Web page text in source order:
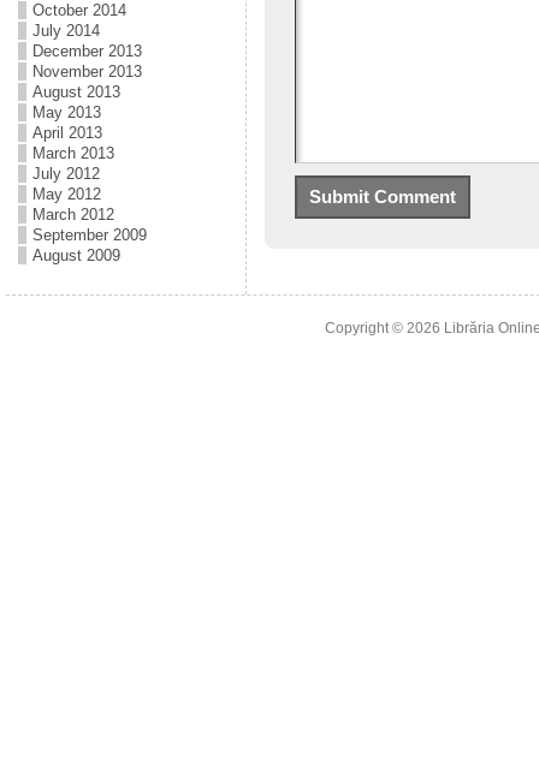
October 2014
July 2014
December 2013
November 2013
August 2013
May 2013
April 2013
March 2013
July 2012
May 2012
March 2012
September 2009
August 2009
Copyright © 2026 Librăria